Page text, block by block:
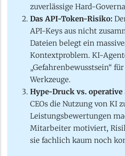
zuverlässige Hard-
Das API-Token-Risiko:
API-Keys aus nicht
Dateien belegt ein
Kontextproblem. KI-
„Gefahrenbewusstsein“
Werkzeuge.
Hype-Druck vs. operative
CEOs die Nutzung von KI
Leistungsbewertungen
Mitarbeiter motiviert,
sie fachlich kaum noch